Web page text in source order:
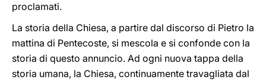
proclamati.
La storia della Chiesa, a partire dal discorso di Pietro la
mattina di Pentecoste, si mescola e si confonde con la
storia di questo annuncio. Ad ogni nuova tappa della
storia umana, la Chiesa, continuamente travagliata dal